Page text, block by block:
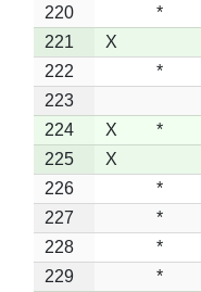
220
*
221
X
222
*
223
224
X *
225
X
226
*
227
*
228
*
229
*